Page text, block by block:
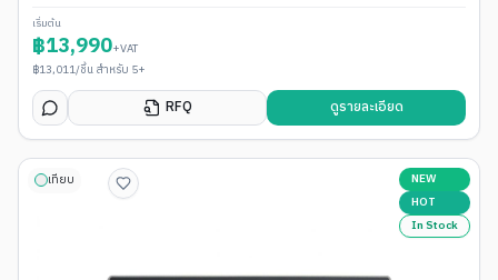
เริ่มต้น
฿13,990+VAT
฿13,011/ชิ้น สำหรับ 5+
RFQ ดูรายละเอียด
เทียบ
NEW
HOT
In Stock